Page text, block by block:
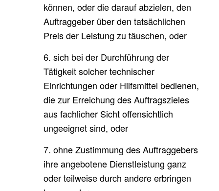
können, oder die darauf abzielen, den
Auftraggeber über den tatsächlichen
Preis der Leistung zu täuschen, oder
6. sich bei der Durchführung der
Tätigkeit solcher technischer
Einrichtungen oder Hilfsmittel bedienen,
die zur Erreichung des Auftragszieles
aus fachlicher Sicht offensichtlich
ungeeignet sind, oder
7. ohne Zustimmung des Auftraggebers
ihre angebotene Dienstleistung ganz
oder teilweise durch andere erbringen